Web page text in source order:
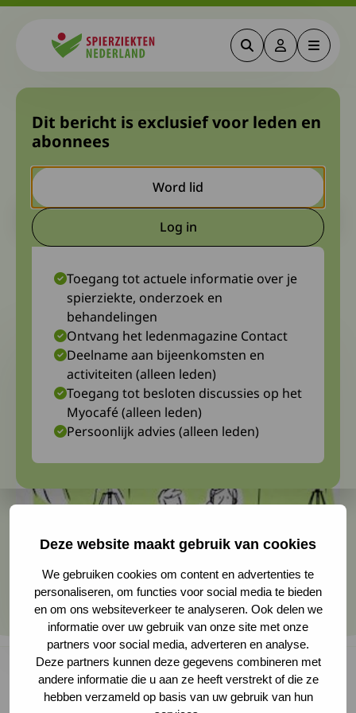
Deze website maakt gebruik van cookies
We gebruiken cookies om content en advertenties te
personaliseren, om functies voor social media te bieden
en om ons websiteverkeer te analyseren. Ook delen we
informatie over uw gebruik van onze site met onze
partners voor social media, adverteren en analyse.
Deze partners kunnen deze gegevens combineren met
andere informatie die u aan ze heeft verstrekt of die ze
hebben verzameld op basis van uw gebruik van hun
ZoekenDeze link
Menu
Webconferentie over
erfelijke spierdystrofie en
distale myopathie
Let op. Dit is een ouder bericht. Het kan zijn dat de inhoud niet
meer actueel is.
Diagnosewerkgroep erfelijke spierdystrofieën en distale
myopathieën
Dit bericht is exclusief voor leden en
abonnees
Word lid
Log inDeze link gaat naar een
Toegang tot actuele informatie over je
spierziekte, onderzoek en
behandelingen
Ontvang het ledenmagazine Contact
Deelname aan bijeenkomsten en
activiteiten (alleen leden)
Toegang tot besloten discussies op het
Myocafé (alleen leden)
Persoonlijk advies (alleen leden)